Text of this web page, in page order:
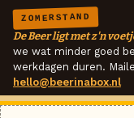
ZOMERSTAND
De Beer ligt met z'n
we wat minder goed
werkdagen duren.
hello@beerinabox.nl